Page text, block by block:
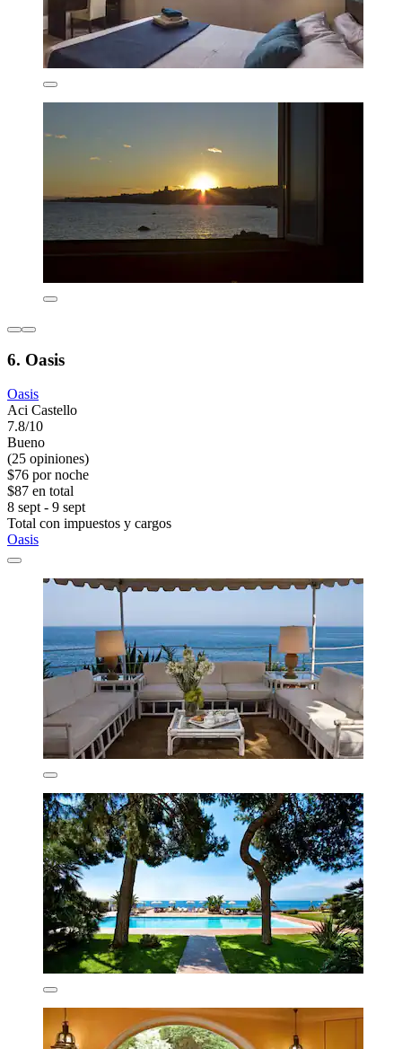
6. Oasis
Oasis
Aci Castello
7.8/10
Bueno
(25 opiniones)
$76 por noche
$87 en total
8 sept - 9 sept
Total con impuestos y cargos
Oasis